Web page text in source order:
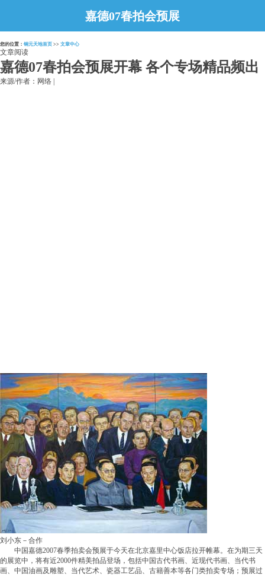
嘉德07春拍会预展
开幕 各个专场精
您的位置： 铜元天地首页 >> 文章中心
文章阅读
嘉德07春拍会预展开幕 各个专场精品频出
来源/作者：网络 |
刘小东－合作
中国嘉德2007春季拍卖会预展于今天在北京嘉里中心饭店拉开帷幕。在为期三天
的展览中，将有近2000件精美拍品登场，包括中国古代书画、近现代书画、当代书
画、中国油画及雕塑、当代艺术、瓷器工艺品、古籍善本等各门类拍卖专场；预展过